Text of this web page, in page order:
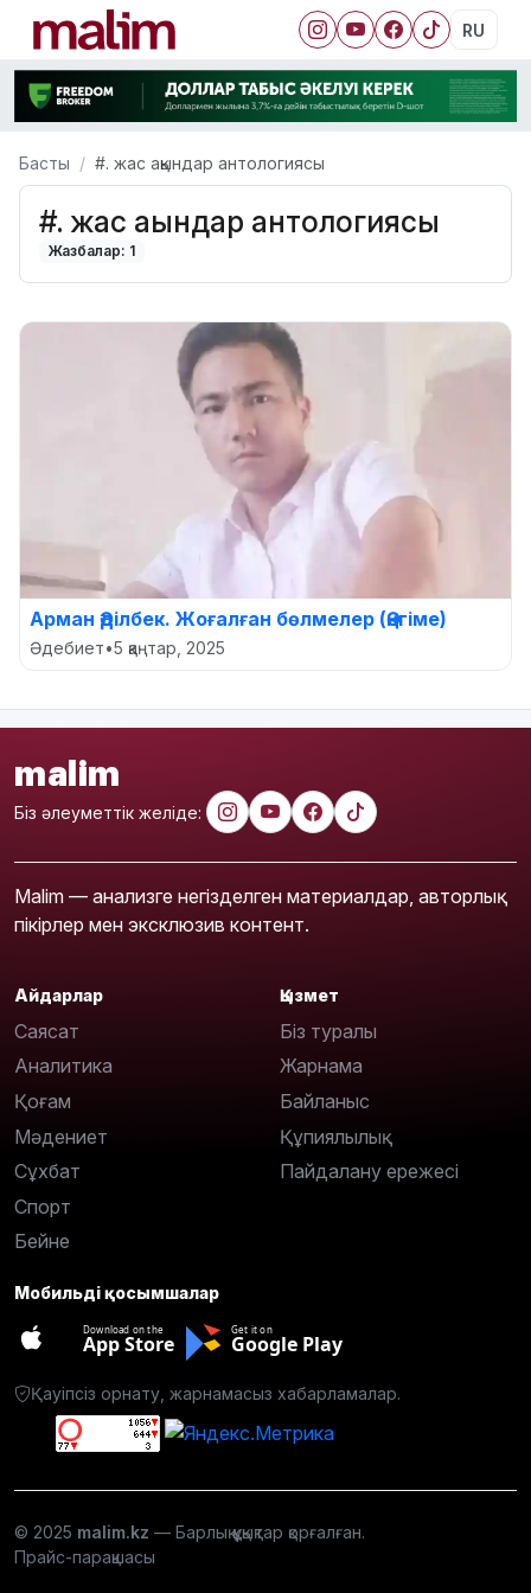
RU
Басты #. жас ақындар антологиясы
#. жас ақындар антологиясы
Жазбалар: 1
Арман Әділбек. Жоғалған бөлмелер (Әңгіме)
Әдебиет•5 қаңтар, 2025
malim
Біз әлеуметтік желіде:
Malim — анализге негізделген материалдар, авторлық
пікірлер мен эксклюзив контент.
Айдарлар
Саясат
Аналитика
Қоғам
Мәдениет
Сұхбат
Спорт
Бейне
Қызмет
Біз туралы
Жарнама
Байланыс
Құпиялылық
Пайдалану ережесі
Мобильді қосымшалар
Download on the
App Store
Get it on
Google Play
Қауіпсіз орнату, жарнамасыз хабарламалар.
© 2025 malim.kz — Барлық құқықтар қорғалған.
Прайс-парақшасы